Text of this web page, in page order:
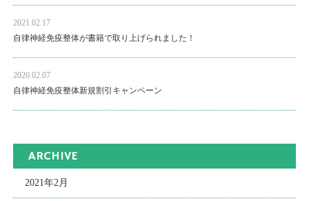
2021.02.17
自律神経免疫整体が書籍で取り上げられました！
2020.02.07
自律神経免疫整体新規割引キャンペーン
ARCHIVE
2021年2月